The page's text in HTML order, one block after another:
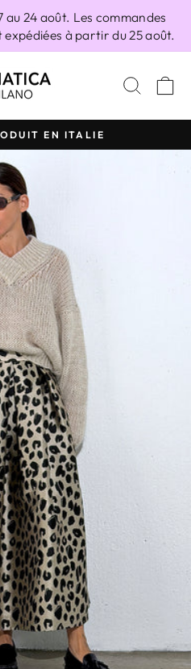
au 24 août. Les commandes
à partir du 25 août.
Diaporama
Pause
EN ITALIE